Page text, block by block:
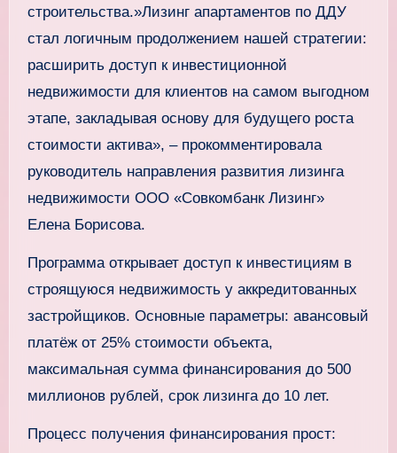
строительства.»Лизинг апартаментов по ДДУ
стал логичным продолжением нашей стратегии:
расширить доступ к инвестиционной
недвижимости для клиентов на самом выгодном
этапе, закладывая основу для будущего роста
стоимости актива», – прокомментировала
руководитель направления развития лизинга
недвижимости ООО «Совкомбанк Лизинг»
Елена Борисова.
Программа открывает доступ к инвестициям в
строящуюся недвижимость у аккредитованных
застройщиков. Основные параметры: авансовый
платёж от 25% стоимости объекта,
максимальная сумма финансирования до 500
миллионов рублей, срок лизинга до 10 лет.
Процесс получения финансирования прост: